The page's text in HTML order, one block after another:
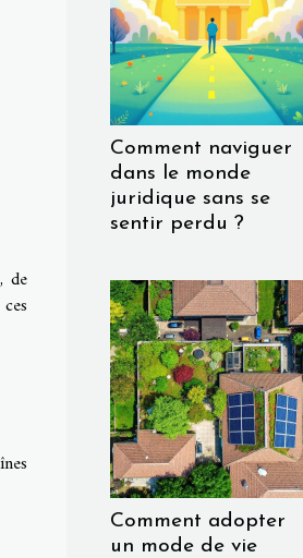
de
Comment naviguer
dans le monde
juridique sans se
sentir perdu ?
Comment adopter
un mode de vie